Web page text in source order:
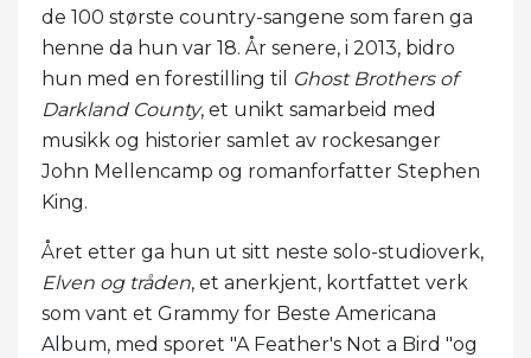
de 100 største country-sangene som faren ga
henne da hun var 18. År senere, i 2013, bidro
hun med en forestilling til
Ghost Brothers of
Darkland County, et unikt samarbeid med
musikk og historier samlet av rockesanger
John Mellencamp og romanforfatter Stephen
King.
Året etter ga hun ut sitt neste solo-studioverk,
Elven og tråden, et anerkjent, kortfattet verk
som vant et Grammy for Beste Americana
Album, med sporet "A Feather's Not a Bird "og